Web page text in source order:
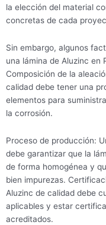
la elección del material
concretas de cada
Sin embargo, algunos
una lámina de Aluzinc en
Composición de la
calidad debe tener una
elementos para
la corrosión.
Proceso de producción:
debe garantizar que la
de forma homogénea y
bien impurezas.
Aluzinc de calidad debe
aplicables y estar
acreditados.